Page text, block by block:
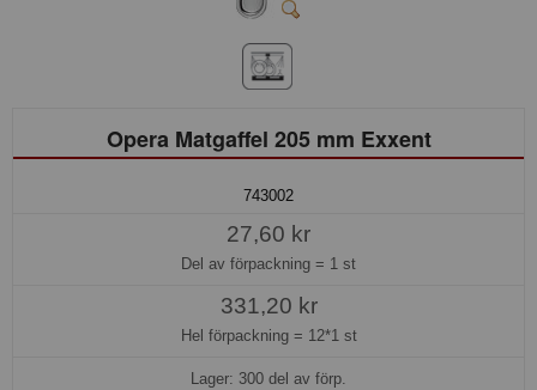
Opera Matgaffel 205 mm Exxent
743002
27,60 kr
Del av förpackning = 1 st
331,20 kr
Hel förpackning = 12*1 st
Lager: 300 del av förp.